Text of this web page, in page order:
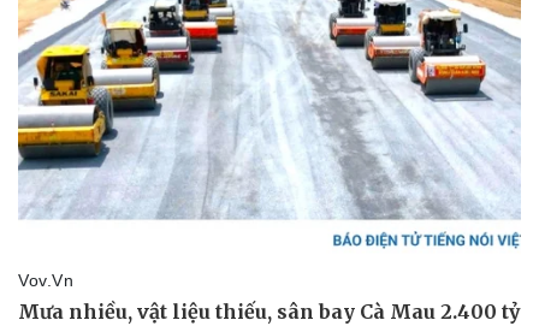
Doanh nghiệp
Doanh nhân
Vì cộng đồng
Công nghệ
Sành điệu
Tin Công nghệ
Chuyển đổi số